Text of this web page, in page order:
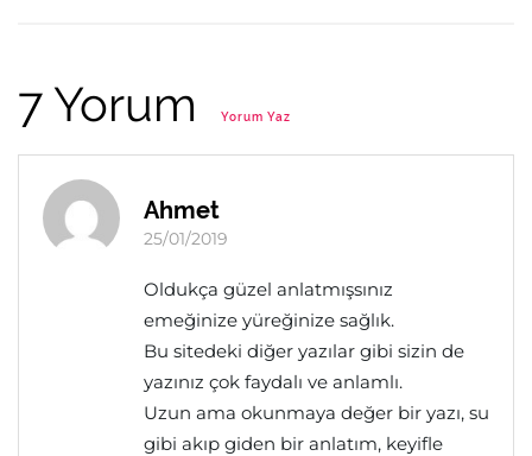
7 Yorum Yorum Yaz
Ahmet
25/01/2019
Oldukça güzel anlatmışsınız
emeğinize yüreğinize sağlık.
Bu sitedeki diğer yazılar gibi sizin de
yazınız çok faydalı ve anlamlı.
Uzun ama okunmaya değer bir yazı, su
gibi akıp giden bir anlatım, keyifle